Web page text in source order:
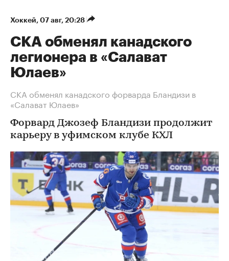
Хоккей⁠, 07 авг, 20:28
СКА обменял канадского
легионера в «Салават
Юлаев»
СКА обменял канадского форварда Бландизи в
«Салават Юлаев»
Форвард Джозеф Бландизи продолжит
карьеру в уфимском клубе КХЛ